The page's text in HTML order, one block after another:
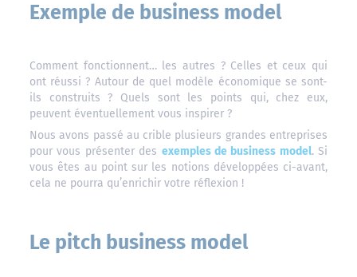
Exemple de business model
Comment fonctionnent… les autres ? Celles et ceux qui
ont réussi ? Autour de quel modèle économique se sont-
ils construits ? Quels sont les points qui, chez eux,
peuvent éventuellement vous inspirer ?
Nous avons passé au crible plusieurs grandes entreprises
pour vous présenter des exemples de business model. Si
vous êtes au point sur les notions développées ci-avant,
cela ne pourra qu’enrichir votre réflexion !
Le pitch business model